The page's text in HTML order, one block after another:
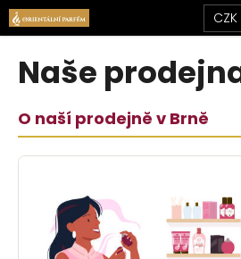
Přejít
na
obsah
CZK
Naše
O naší prodejně v Brně
K
o
o
p
o